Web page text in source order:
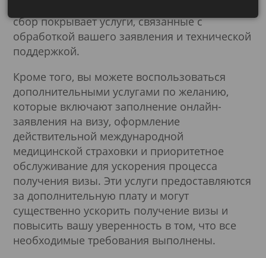
Подробнее
сбор покрывает услуги, связанные с
обработкой вашего заявления и технической
поддержкой.
Кроме того, вы можете воспользоваться
дополнительными услугами по желанию,
которые включают заполнение онлайн-
заявления на визу, оформление
действительной международной
медицинской страховки и приоритетное
обслуживание для ускорения процесса
получения визы. Эти услуги предоставляются
за дополнительную плату и могут
существенно ускорить получение визы и
повысить вашу уверенность в том, что все
необходимые требования выполнены.